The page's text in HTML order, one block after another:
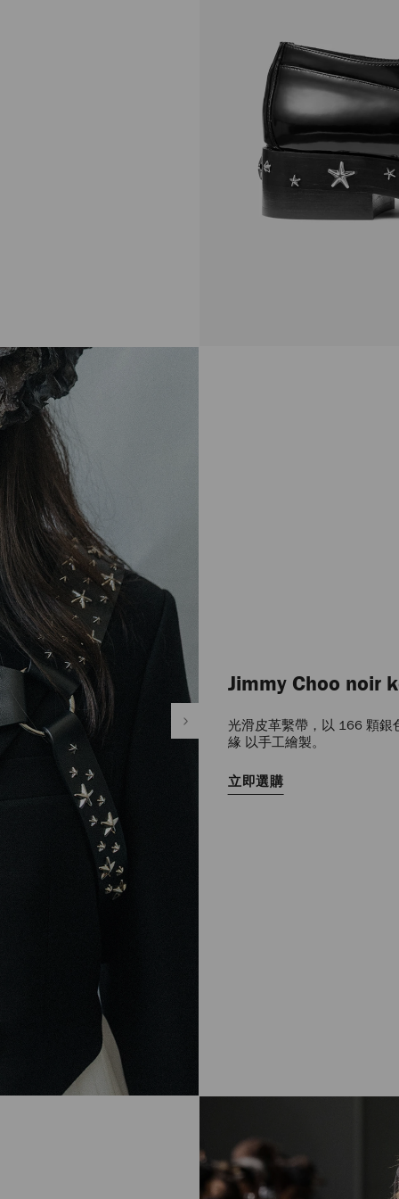
Jimmy Choo noir
光滑皮革繫帶，以 166 顆銀
緣 以手工繪製。
立即選購